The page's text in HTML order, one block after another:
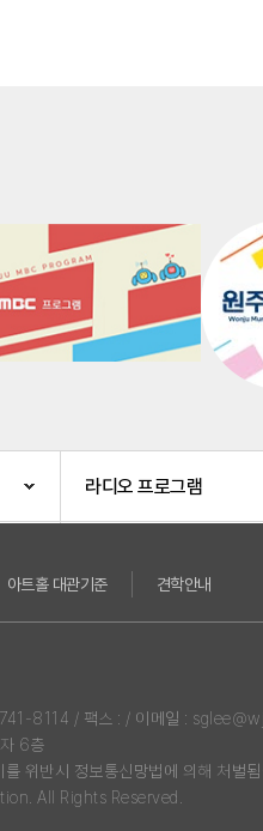
라디오 프로그램
아트홀 대관기준 견학안내
8114 / 팩스 : / 이메일 :
6층
위반시 정보통신망법에 의해 처벌
All Rights Reserved.